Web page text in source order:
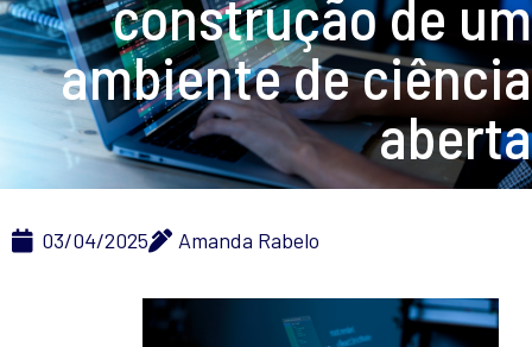
construção de um
ambiente de ciência
aberta
03/04/2025 Amanda Rabelo